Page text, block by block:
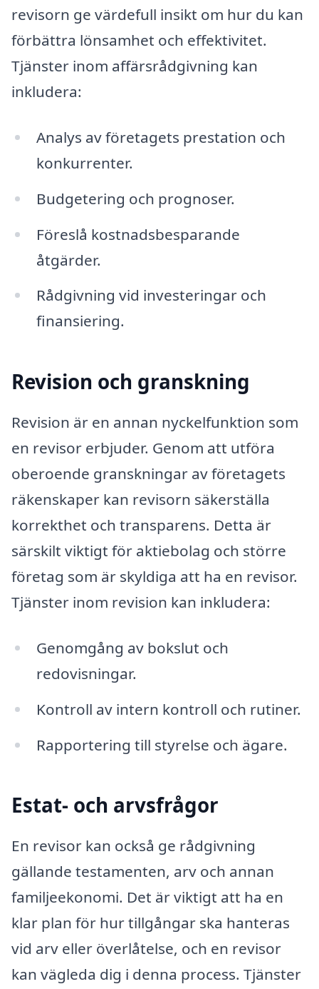
revisorn ge värdefull insikt om hur du kan
förbättra lönsamhet och effektivitet.
Tjänster inom affärsrådgivning kan
inkludera:
Analys av företagets prestation och
konkurrenter.
Budgetering och prognoser.
Föreslå kostnadsbesparande
åtgärder.
Rådgivning vid investeringar och
finansiering.
Revision och granskning
Revision är en annan nyckelfunktion som
en revisor erbjuder. Genom att utföra
oberoende granskningar av företagets
räkenskaper kan revisorn säkerställa
korrekthet och transparens. Detta är
särskilt viktigt för aktiebolag och större
företag som är skyldiga att ha en revisor.
Tjänster inom revision kan inkludera:
Genomgång av bokslut och
redovisningar.
Kontroll av intern kontroll och rutiner.
Rapportering till styrelse och ägare.
Estat- och arvsfrågor
En revisor kan också ge rådgivning
gällande testamenten, arv och annan
familjeekonomi. Det är viktigt att ha en
klar plan för hur tillgångar ska hanteras
vid arv eller överlåtelse, och en revisor
kan vägleda dig i denna process. Tjänster